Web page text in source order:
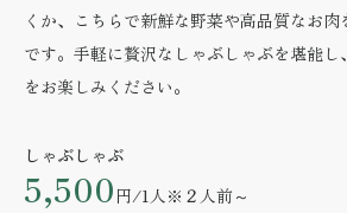
くか、こちらで新鮮な野菜や高品質なお
です。手軽に贅沢なしゃぶしゃぶを堪能
をお楽しみください。
しゃぶしゃぶ
5,500 円/1人 ※２人前～